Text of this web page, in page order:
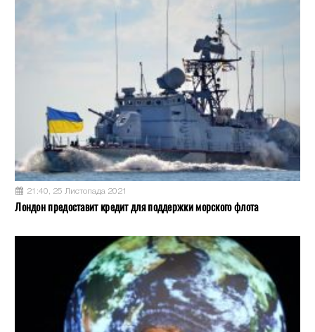
21:40, 25 Листопада 2021
Лондон предоставит кредит для поддержки морского флота